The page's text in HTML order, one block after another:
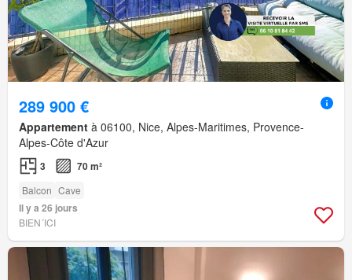
289 900 €
Appartement à 06100, Nice, Alpes-Maritimes, Provence-
Alpes-Côte d'Azur
3 70 m²
Balcon Cave
Il y a 26 jours
BIEN´ICI